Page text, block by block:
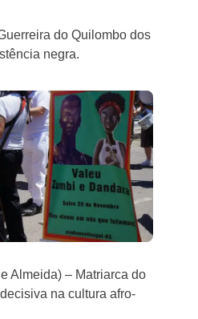
do Quilombo dos
negra.
Almeida) – Matriarca do
na cultura afro-